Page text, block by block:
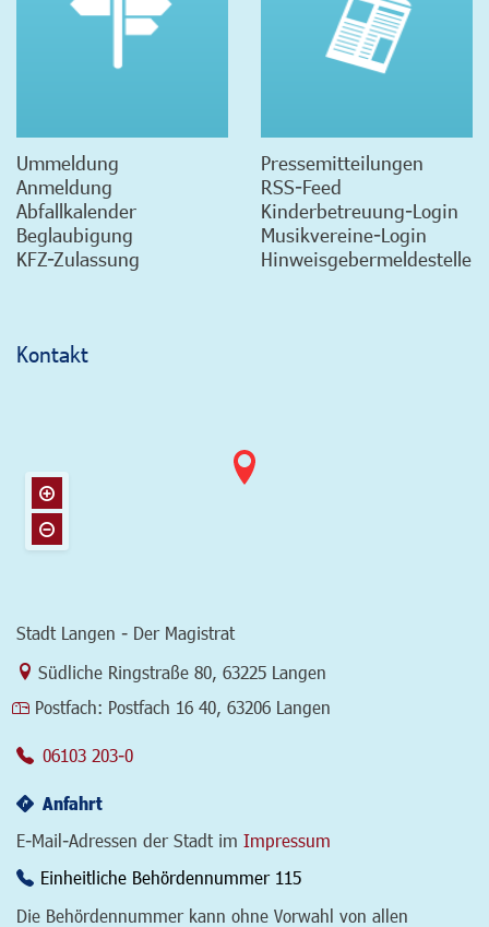
Ummeldung
Anmeldung
Abfallkalender
Beglaubigung
KFZ-Zulassung
Pressemitteilungen
RSS-Feed
Kinderbetreuung-Login
Musikvereine-Login
Hinweisgebermeldestelle
Kontakt
Stadt Langen - Der Magistrat
Link zur Google-Maps Navigation
Südliche Ringstraße 80 63225 Langen
Postfach: Postfach 16 40, 63206 Langen
06103 203-0
Anfahrt
E-Mail-Adressen der Stadt im Impressum
Einheitliche Behördennummer 115
Die Behördennummer kann ohne Vorwahl von allen